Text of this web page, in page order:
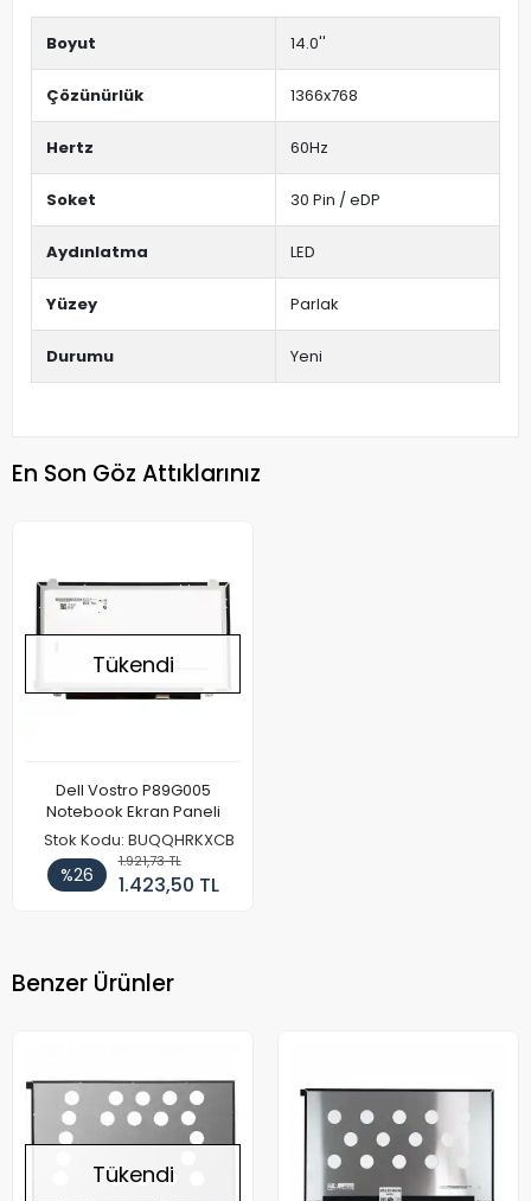
Boyut 14.0''
Çözünürlük 1366x768
Hertz 60Hz
Soket 30 Pin / eDP
Aydınlatma LED
Yüzey Parlak
Durumu Yeni
En Son Göz Attıklarınız
Tükendi
Dell Vostro P89G005
Notebook Ekran Paneli
Stok Kodu: BUQQHRKXCB
%26
1.921,73 TL
1.423,50 TL
Benzer Ürünler
Tükendi